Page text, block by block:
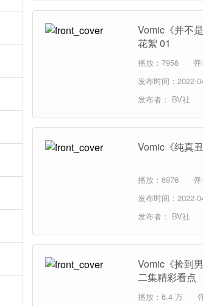
Vomic《并不
花絮 01
播放：7956
发布时间：2022-
发布者： BV社
Vomic《纯真
播放：6976 弹
发布时间：2022-
发布者： BV社
Vomic《捡到
二集精彩看点
播放：6.4 万